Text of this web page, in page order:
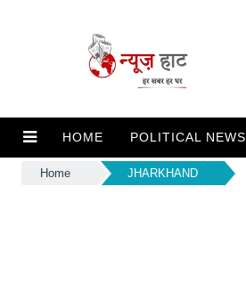
HOME POLITICAL NEWS
Home JHARKHAND